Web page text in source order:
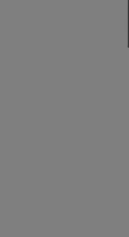
køkkenvægte
med
du bruger til at
til 8 kg og har en
din Chef